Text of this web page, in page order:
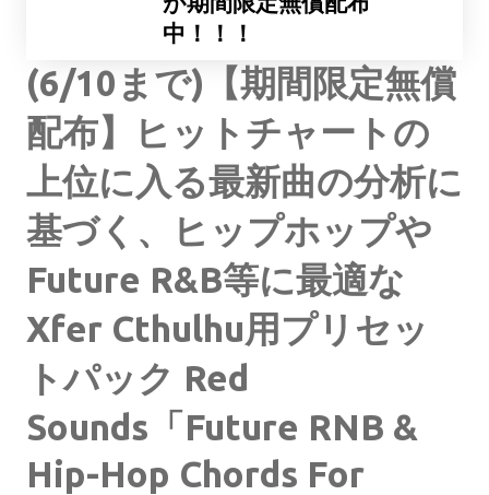
中！！！
(6/10まで)【期間限定無償
配布】ヒットチャートの
上位に入る最新曲の分析に
基づく、ヒップホップや
Future R&B等に最適な
Xfer Cthulhu用プリセッ
トパック Red
Sounds「Future RNB &
Hip-Hop Chords For